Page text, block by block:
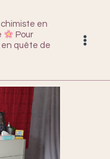
en
Pour
quête de